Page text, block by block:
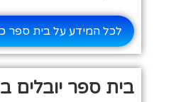
לכל המידע על בית ספר
בית ספר יובלים